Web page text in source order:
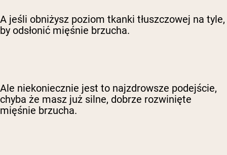
A jeśli obniżysz poziom tkanki tłuszczowej na tyle,
by odsłonić mięśnie brzucha.
Ale niekoniecznie jest to najzdrowsze podejście,
chyba że masz już silne, dobrze rozwinięte
mięśnie brzucha.